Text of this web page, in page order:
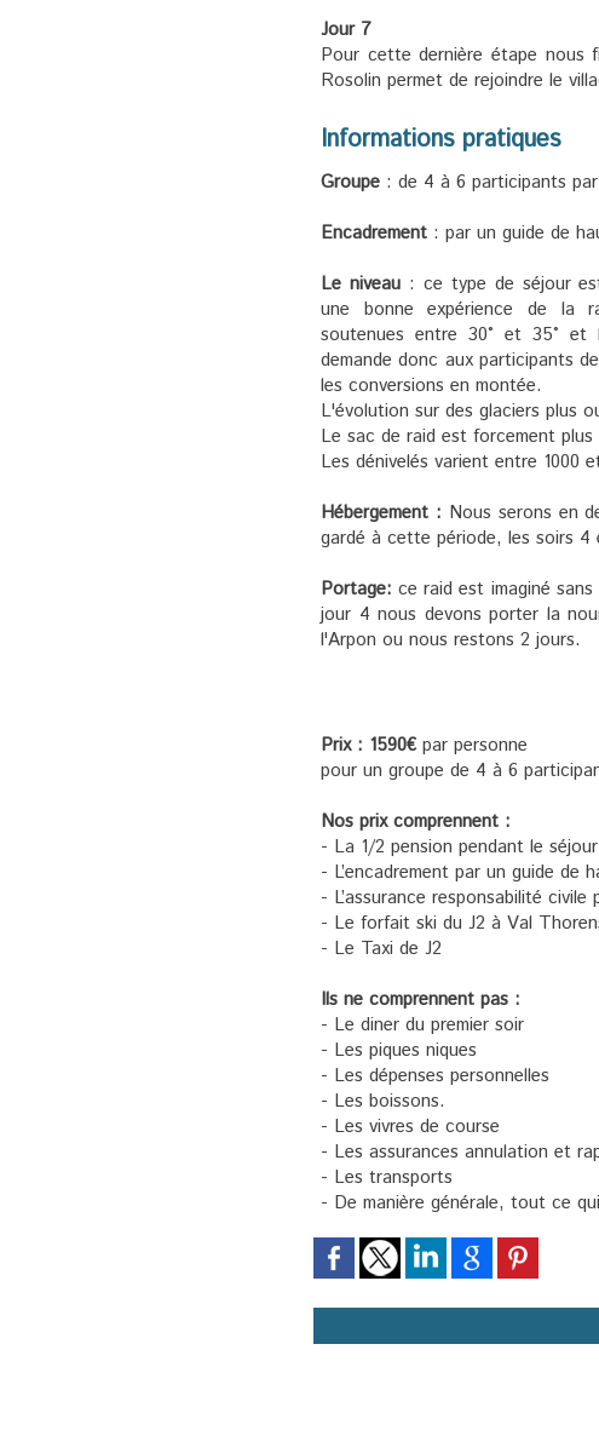
Jour 7
Pour cette dernière étape nous
Rosolin permet de rejoindre le
Informations pratiques
Groupe : de 4 à 6 participants
Encadrement : par un guide de
Le niveau: ce type de séjour est
une bonne expérience de la
soutenues entre 30° et 35° et
demande donc aux participants
les conversions en montée.
L'évolution sur des glaciers plus
Le sac de raid est forcement
Les dénivelés varient entre 1000
Hébergement : Nous serons en
gardé à cette période, les soirs 4
Portage: ce raid est imaginé
jour 4 nous devons porter la
l'Arpon ou nous restons 2 jours.
Prix : 1590€ par personne
pour un groupe de 4 à 6
Nos prix comprennent :
- La 1/2 pension pendant le
- L’encadrement par un guide de
- L’assurance responsabilité
- Le forfait ski du J2 à Val
- Le Taxi de J2
Ils ne comprennent pas :
- Le diner du premier soir
- Les piques niques
- Les dépenses personnelles
- Les boissons.
- Les vivres de course
- Les assurances annulation et
- Les transports
- De manière générale, tout ce